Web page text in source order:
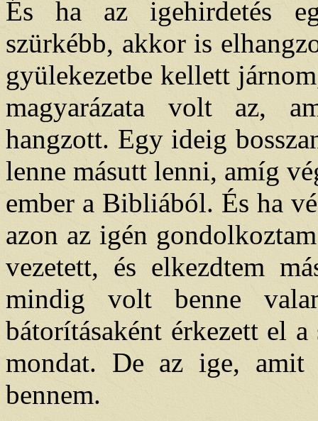
És ha az igehirdetés
szürkébb, akkor is
gyülekezetbe kellett
magyarázata volt az,
hangzott. Egy ideig
lenne másutt lenni, amíg
ember a Bibliából. És ha
azon az igén
vezetett, és elkezdtem
mindig volt benne
bátorításaként érkezett el
mondat. De az ige, amit
bennem.